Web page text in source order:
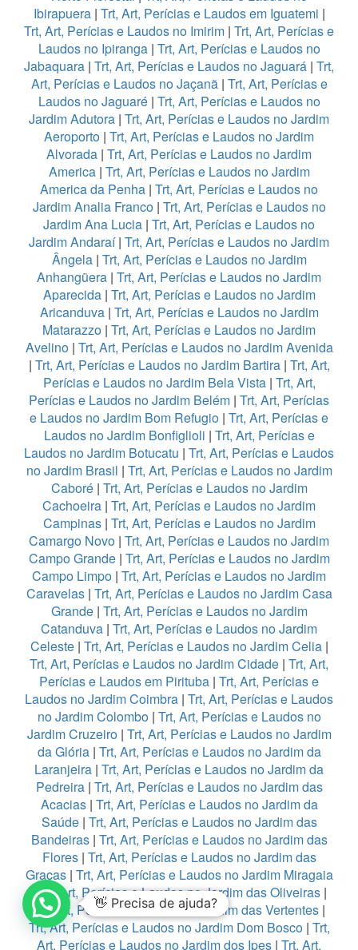
Ibirapuera| Trt, Art, Perícias e Laudos em Iguatemi |
Trt, Art, Perícias e Laudos no Imirim | Trt, Art, Perícias e
Laudos no Ipiranga| Trt, Art, Perícias e Laudos no
Jabaquara | Trt, Art, Perícias e Laudos no Jaguará | Trt,
Art, Perícias e Laudos no Jaçanã| Trt, Art, Perícias e
Laudos no Jaguaré| Trt, Art, Perícias e Laudos no
Jardim Adutora | Trt, Art, Perícias e Laudos no Jardim
Aeroporto | Trt, Art, Perícias e Laudos no Jardim
Alvorada | Trt, Art, Perícias e Laudos no Jardim
America| Trt, Art, Perícias e Laudos no Jardim
America da Penha | Trt, Art, Perícias e Laudos no
Jardim Analia Franco| Trt, Art, Perícias e Laudos no
Jardim Ana Lucia | Trt, Art, Perícias e Laudos no
Jardim Andaraí| Trt, Art, Perícias e Laudos no Jardim
Ângela| Trt, Art, Perícias e Laudos no Jardim
Anhangüera | Trt, Art, Perícias e Laudos no Jardim
Aparecida| Trt, Art, Perícias e Laudos no Jardim
Aricanduva| Trt, Art, Perícias e Laudos no Jardim
Matarazzo | Trt, Art, Perícias e Laudos no Jardim
Avelino| Trt, Art, Perícias e Laudos no Jardim Avenida
| Trt, Art, Perícias e Laudos no Jardim Bartira| Trt, Art,
Perícias e Laudos no Jardim Bela Vista| Trt, Art,
Perícias e Laudos no Jardim Belém | Trt, Art, Perícias
e Laudos no Jardim Bom Refugio | Trt, Art, Perícias e
Laudos no Jardim Bonfiglioli | Trt, Art, Perícias e
Laudos no Jardim Botucatu | Trt, Art, Perícias e Laudos
no Jardim Brasil | Trt, Art, Perícias e Laudos no Jardim
Caboré| Trt, Art, Perícias e Laudos no Jardim
Cachoeira | Trt, Art, Perícias e Laudos no Jardim
Campinas| Trt, Art, Perícias e Laudos no Jardim
Camargo Novo | Trt, Art, Perícias e Laudos no Jardim
Campo Grande| Trt, Art, Perícias e Laudos no Jardim
Campo Limpo | Trt, Art, Perícias e Laudos no Jardim
Caravelas| Trt, Art, Perícias e Laudos no Jardim Casa
Grande| Trt, Art, Perícias e Laudos no Jardim
Catanduva | Trt, Art, Perícias e Laudos no Jardim
Celeste| Trt, Art, Perícias e Laudos no Jardim Celia|
Trt, Art, Perícias e Laudos no Jardim Cidade | Trt, Art,
Perícias e Laudos em Pirituba | Trt, Art, Perícias e
Laudos no Jardim Coimbra | Trt, Art, Perícias e Laudos
no Jardim Colombo| Trt, Art, Perícias e Laudos no
Jardim Cruzeiro| Trt, Art, Perícias e Laudos no Jardim
da Glória| Trt, Art, Perícias e Laudos no Jardim da
Laranjeira | Trt, Art, Perícias e Laudos no Jardim da
Pedreira| Trt, Art, Perícias e Laudos no Jardim das
Acacias| Trt, Art, Perícias e Laudos no Jardim da
Saúde| Trt, Art, Perícias e Laudos no Jardim das
Bandeiras| Trt, Art, Perícias e Laudos no Jardim das
Flores| Trt, Art, Perícias e Laudos no Jardim das
Graças| Trt, Art, Perícias e Laudos no Jardim Miragaia
|Trt, Art, Perícias e Laudos no Jardim das Oliveiras|
Trt, Art, Perícias e Laudos no Jardim das Vertentes|
Trt, Art, Perícias e Laudos no Jardim Dom Bosco| Trt,
Art, Perícias e Laudos no Jardim dos Ipes | Trt, Art,
👋 Precisa de ajuda?